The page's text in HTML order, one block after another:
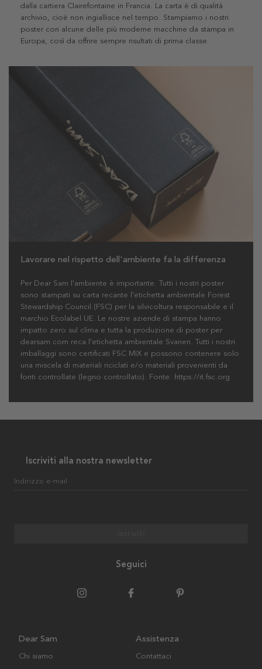
dalla cartiera Clairefontaine in Francia. La carta è di qualità
archivio, cioè non ingiallisce nel tempo. Stampiamo i nostri
poster con alcune delle più moderne macchine da stampa in
Europa, così da offrire sempre risultati di prima classe.
Lavorare nel rispetto dell'ambiente fa la differenza
Per Dear Sam l'ambiente è importante. Tutti i nostri poster
sono stampati su carta recante l'etichetta ambientale Forest
Stewardship Council (FSC) per la silvicoltura responsabile e il
marchio Ecolabel UE. Le nostre aziende di stampa hanno
impatto zero sul clima e tutta la produzione di poster per
dearsam.com reca l'etichetta ambientale Svanen. Tutti i nostri
imballaggi sono certificati FSC MIX e possono contenere solo
una miscela di materiali riciclati e/o materiali provenienti da
fonti controllate (legno controllato). Fonte: https://it.fsc.org
Iscriviti alla nostra newsletter
Indirizzo e-mail
Seguici
Dear Sam
Chi siamo
Assistenza
Contattaci